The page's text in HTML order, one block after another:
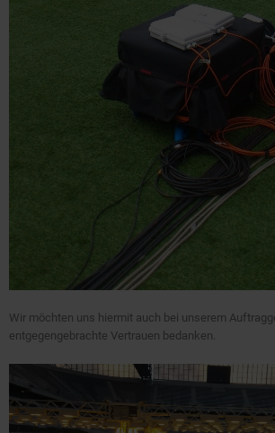
Wir möchten uns hiermit auch bei unserem
entgegengebrachte Vertrauen bedanken.